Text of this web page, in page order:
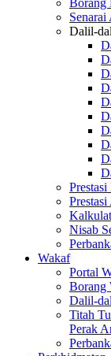
Borang
Dalil-
Nisab
Wakaf
Portal
Borang
Dalil-
Titah
Perak